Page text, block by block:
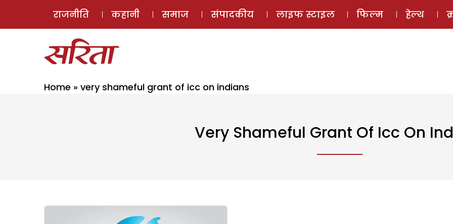
ई-मैगज़ीन
राजनीति कहानी समाज संपादकीय लाइफ स्टाइल फिल्म हेल्थ
Home » very shameful grant of icc on indians
Very Shameful Grant Of Icc On